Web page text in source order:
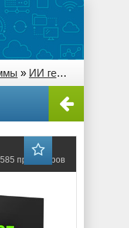
» ИИ генерации и преобразования
просмотров